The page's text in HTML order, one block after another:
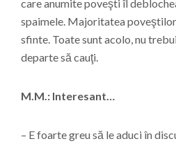
care anumite poveşti îl
spaimele. Majoritatea
sfinte. Toate sunt acolo, nu
departe să cauţi.
M.M.: Interesant…
– E foarte greu să le aduci în